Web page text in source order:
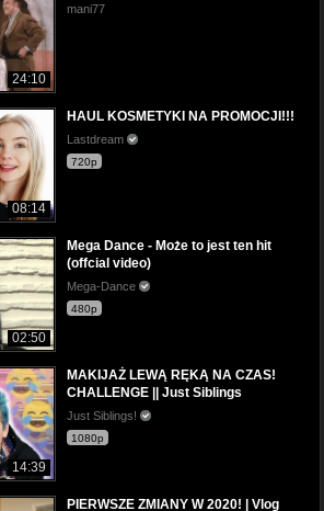
24:10
mani77
08:14
HAUL KOSMETYKI NA PROMOCJI!!!
Lastdream
720p
02:50
Mega Dance - Może to jest ten hit
(offcial video)
Mega-Dance
480p
14:39
MAKIJAŻ LEWĄ RĘKĄ NA CZAS!
CHALLENGE || Just Siblings
Just Siblings!
1080p
PIERWSZE ZMIANY W 2020! | Vlog